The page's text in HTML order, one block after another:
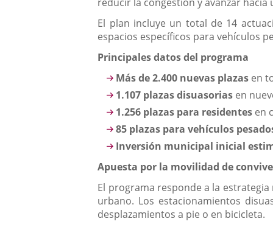
El plan incluye un total de 14
espacios específicos para vehículos
Principales datos del programa
Más de 2.400 nuevas plazas en
1.107 plazas disuasorias en
1.256 plazas para residentes en
85 plazas para vehículos
Inversión municipal inicial
Apuesta por la movilidad de
El programa responde a la
urbano. Los estacionamientos
desplazamientos a pie o en bicicleta.